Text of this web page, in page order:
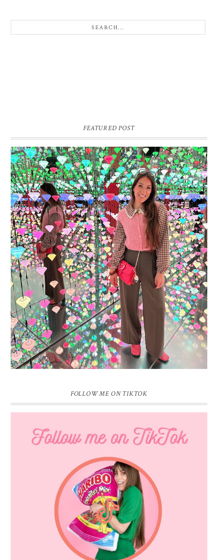
FEATURED POST
16 JAAR SPRINKLES ON A CUPCAKE
Vandaag is het weer zo’n moment waarop ik even bewust op de
pauzeknop duw, want Sprinkles on a Cupcake bestaat 16 jaar. Zestien.
Dat blijft ...
FOLLOW ME ON TIKTOK